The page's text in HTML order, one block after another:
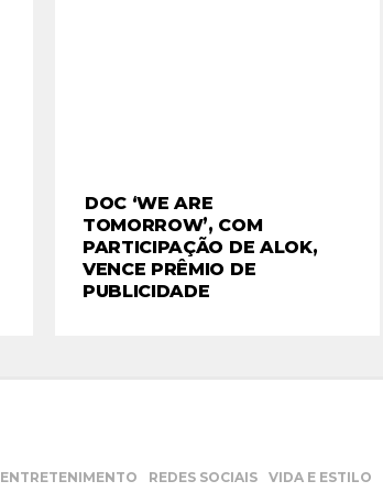
DOC ‘WE ARE
TOMORROW’, COM
PARTICIPAÇÃO DE ALOK,
VENCE PRÊMIO DE
PUBLICIDADE
ENTRETENIMENTO REDES SOCIAIS VIDA E ESTILO